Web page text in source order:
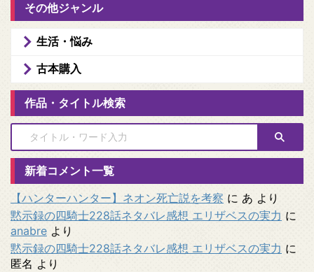
その他ジャンル
生活・悩み
古本購入
作品・タイトル検索
新着コメント一覧
【ハンターハンター】ネオン死亡説を考察 に あ より
黙示録の四騎士228話ネタバレ感想 エリザベスの実力 に
anabre より
黙示録の四騎士228話ネタバレ感想 エリザベスの実力 に
匿名 より